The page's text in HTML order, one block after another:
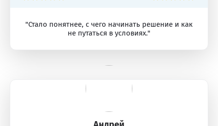
"Стало понятнее, с чего начинать решение и как
не путаться в условиях."